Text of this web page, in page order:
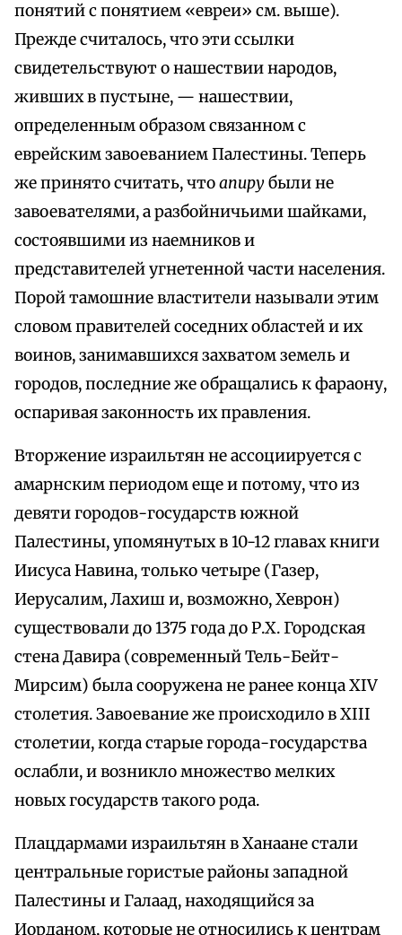
понятий с понятием «евреи» см. выше).
Прежде считалось, что эти ссылки
свидетельствуют о нашествии народов,
живших в пустыне, — нашествии,
определенным образом связанном с
еврейским завоеванием Палестины. Теперь
же принято считать, чтоапирубыли не
завоевателями, а разбойничьими шайками,
состоявшими из наемников и
представителей угнетенной части населения.
Порой тамошние властители называли этим
словом правителей соседних областей и их
воинов, занимавшихся захватом земель и
городов, последние же обращались к фараону,
оспаривая законность их правления.
Вторжение израильтян не ассоциируется с
амарнским периодом еще и потому, что из
девяти городов-государств южной
Палестины, упомянутых в 10-12 главах книги
Иисуса Навина, только четыре (Газер,
Иерусалим, Лахиш и, возможно, Хеврон)
существовали до 1375 года до Р.Х. Городская
стена Давира (современный Тель-Бейт-
Мирсим) была сооружена не ранее конца XIV
столетия. Завоевание же происходило в XIII
столетии, когда старые города-государства
ослабли, и возникло множество мелких
новых государств такого рода.
Плацдармами израильтян в Ханаане стали
центральные гористые районы западной
Палестины и Галаад, находящийся за
Иорданом, которые не относились к центрам